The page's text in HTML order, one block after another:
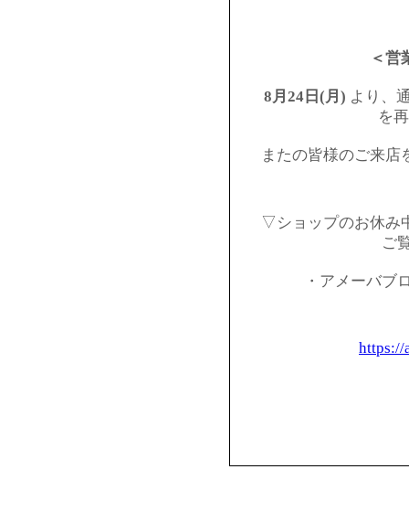
＜営
8月24日(月) より、
を
またの皆様のご来店
▽ショップのお休み
ご
・アメーバブ
https://